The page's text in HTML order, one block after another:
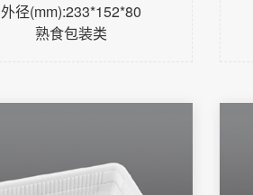
外径(mm):233*152*80
熟食包装类